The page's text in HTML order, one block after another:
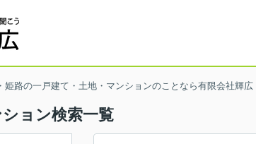
姫路の一戸建て・土地・マンションのことなら有限会社輝広
ョン検索一覧